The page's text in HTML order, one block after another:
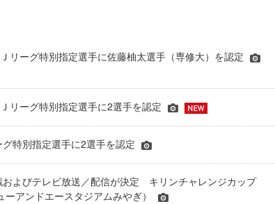
リーグ特別指定選手に佐藤柚太選手（専修大）を認定
リーグ特別指定選手に2選手を認定
特別指定選手に2選手を認定
およびテレビ放送／配信が決定 キリンチャレンジカップ
アンドエースタジアムみやぎ）